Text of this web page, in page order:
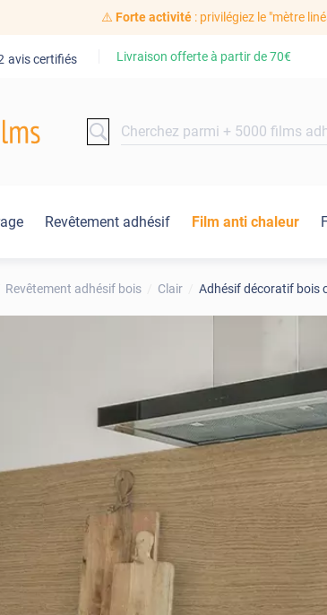
⚠️ Forte activité: privilégiez le "mètre
avis certifiés Livraison offerte à partir de70€
Revêtement adhésif Film anti chaleur
Revêtement adhésif bois Clair Adhésif décoratif bois